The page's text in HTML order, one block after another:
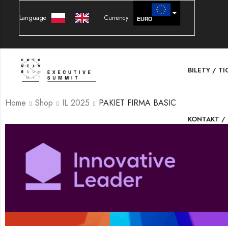
Language Currency EURO
BILETY /
KONTAKT /
Home Shop IL 2025 PAKIET FIRMA BASIC